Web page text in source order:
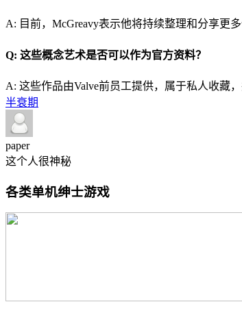
A: 目前，McGreavy表示他将持续整理和分享更
Q: 这些概念艺术是否可以作为官方资料？
A: 这些作品由Valve前员工提供，属于私人收藏
半衰期
paper
这个人很神秘
各类单机绅士游戏